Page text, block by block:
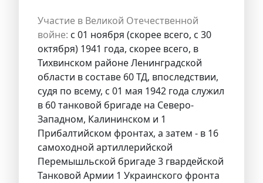
Участие в Великой Отечественной
войне: с 01 ноября (скорее всего, с 30
октября) 1941 года, скорее всего, в
Тихвинском районе Ленинградской
области в составе 60 ТД, впоследствии,
судя по всему, с 01 мая 1942 года служил
в 60 танковой бригаде на Северо-
Западном, Калининском и 1
Прибалтийском фронтах, а затем - в 16
самоходной артиллерийской
Перемышльской бригаде 3 гвардейской
Танковой Армии 1 Украинского фронта